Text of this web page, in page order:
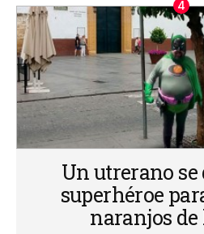
Un utrerano se
superhéroe
naranjos de